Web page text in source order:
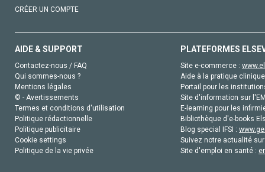
CRÉER UN COMPTE
AIDE & SUPPORT
Contactez-nous / FAQ
Qui sommes-nous ?
Mentions légales
© - Avertissements
Termes et conditions d'utilisation
Politique rédactionnelle
Politique publicitaire
Cookie settings
Politique de la vie privée
PLATEFORMES
Site e-commerce :
Aide à la pratique
Portail pour les
Site d'information sur
E-learning pour les
Bibliothèque d'e-books
Blog special IFSI :
Suivez notre actualité
Site d'emploi en santé :